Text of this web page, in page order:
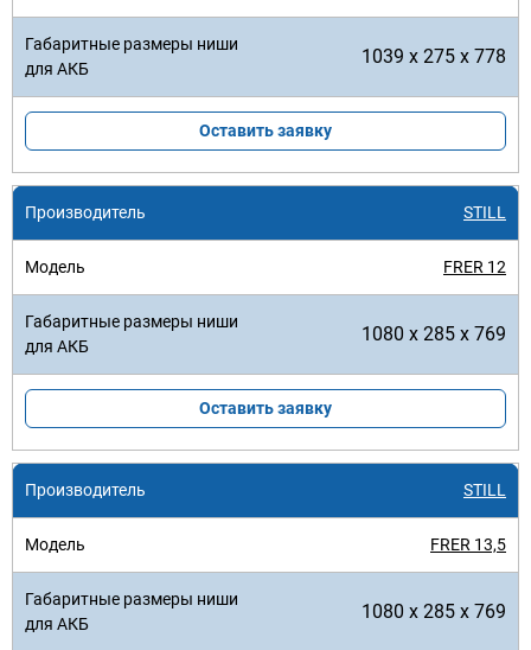
1039 x 275 x 778
Оставить заявку
STILL
FRER 12
1080 x 285 x 769
Оставить заявку
STILL
FRER 13,5
1080 x 285 x 769